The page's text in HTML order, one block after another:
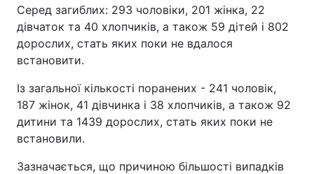
Серед загиблих: 293 чоловіки, 201 жінка, 22
дівчаток та 40 хлопчиків, а також 59 дітей і 802
дорослих, стать яких поки не вдалося
встановити.
Із загальної кількості поранених - 241 чоловік,
187 жінок, 41 дівчинка і 38 хлопчиків, а також 92
дитини та 1439 дорослих, стать яких поки не
встановили.
Зазначається, що причиною більшості випадків